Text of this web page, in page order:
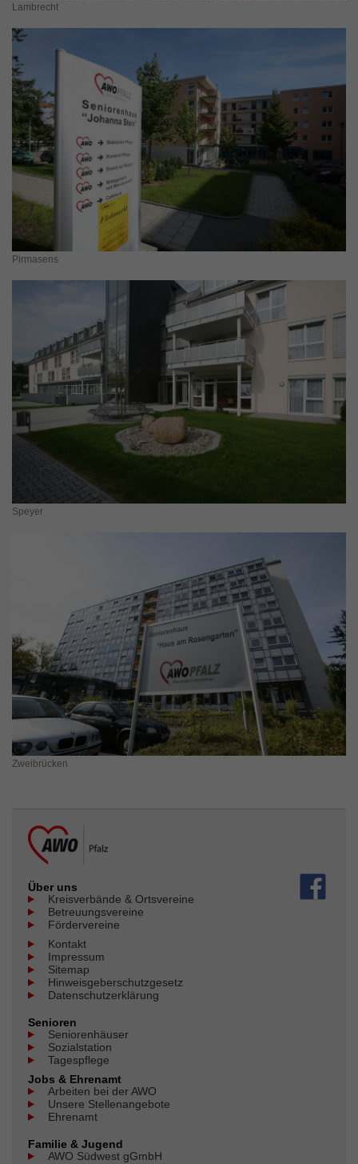
Lambrecht
Pirmasens
Speyer
Zweibrücken
Über uns
Kreisverbände & Ortsvereine
Betreuungsvereine
Fördervereine
Kontakt
Impressum
Sitemap
Hinweisgeberschutzgesetz
Datenschutzerklärung
Senioren
Seniorenhäuser
Sozialstation
Tagespflege
Jobs & Ehrenamt
Arbeiten bei der AWO
Unsere Stellenangebote
Ehrenamt
Familie & Jugend
AWO Südwest gGmbH